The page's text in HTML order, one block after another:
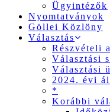
Ügyintézők
Nyomtatványok
Göllei Közlöny
Választás
Részvételi
Választási
Választási
2024. évi
*
Korábbi